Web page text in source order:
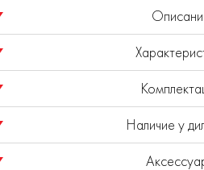
Плиткорез электрический ПЭ 800/
Плиткорез электрический (далее
для резки отрезным алмазным
натуральной и искусственной
Напряжение питания, В
Номинальная потребляемая
Наличие у